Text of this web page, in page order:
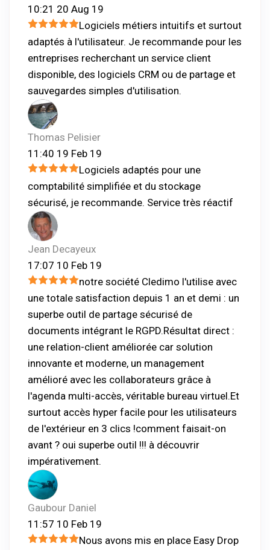
10:21 20 Aug 19
Logiciels métiers intuitifs et surtout
adaptés à l'utilisateur. Je recommande pour les
entreprises recherchant un service client
disponible, des logiciels CRM ou de partage et
sauvegardes simples d'utilisation.
Thomas Pelisier
11:40 19 Feb 19
Logiciels adaptés pour une
comptabilité simplifiée et du stockage
sécurisé, je recommande. Service très réactif
Jean Decayeux
17:07 10 Feb 19
notre société Cledimo l'utilise avec
une totale satisfaction depuis 1 an et demi : un
superbe outil de partage sécurisé de
documents intégrant le RGPD.Résultat direct :
une relation-client améliorée car solution
innovante et moderne, un management
amélioré avec les collaborateurs grâce à
l'agenda multi-accès, véritable bureau virtuel.Et
surtout accès hyper facile pour les utilisateurs
de l'extérieur en 3 clics !comment faisait-on
avant ? oui superbe outil !!! à découvrir
impérativement.
Gaubour Daniel
11:57 10 Feb 19
Nous avons mis en place Easy Drop